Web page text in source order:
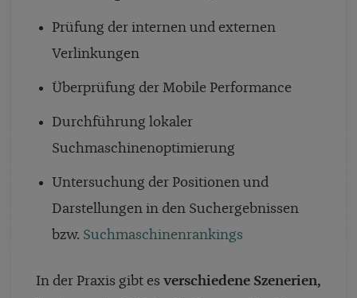
Prüfung der internen und externen
Verlinkungen
Überprüfung der Mobile Performance
Durchführung lokaler
Suchmaschinenoptimierung
Untersuchung der Positionen und
Darstellungen in den Suchergebnissen
bzw. Suchmaschinenrankings
In der Praxis gibt es verschiedene Szenerien,